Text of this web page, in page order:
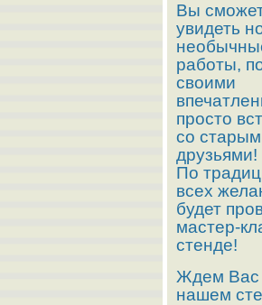
Вы
увидеть
работы,
своими
просто
со
друзьями!
По
всех
будет
мастер-
стенде!
Ждем Вас
нашем